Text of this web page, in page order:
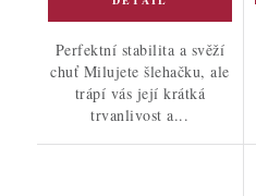
Perfektní stabilita a svěží
chuť Milujete šlehačku, ale
trápí vás její krátká
trvanlivost a...